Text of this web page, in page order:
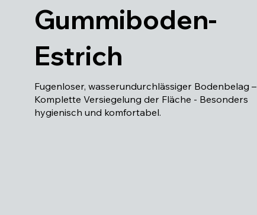
Gummiboden-
Estrich
Fugenloser, wasserundurchlässiger Bodenbelag –
Komplette Versiegelung der Fläche - Besonders
hygienisch und komfortabel.